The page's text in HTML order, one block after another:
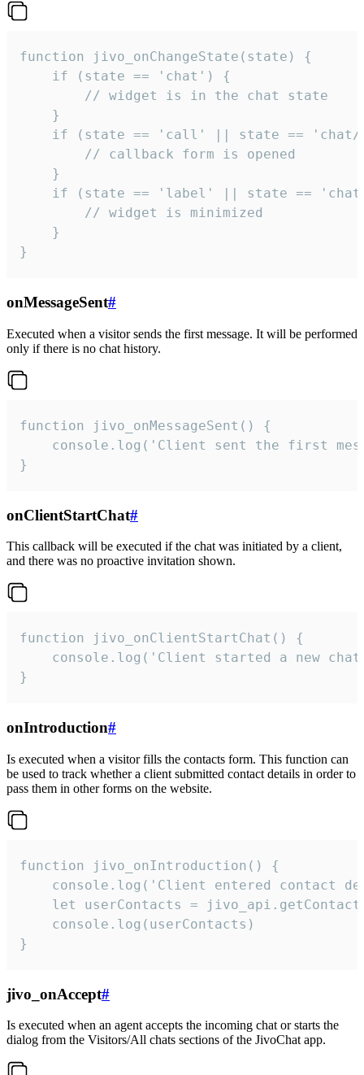
function jivo_onChangeState(state) {
    if (state == 'chat') {
        // widget is in the chat state
    }
if (state == 'call' || state ==
        // callback form is opened
    }
if (state == 'label' || state ==
        // widget is minimized
    }
}
onMessageSent#
Executed when a visitor sends the first message. It will be performed
only if there is no chat history.
function jivo_onMessageSent() {
console.log('Client sent the first
}
onClientStartChat#
This callback will be executed if the chat was initiated by a client,
and there was no proactive invitation shown.
function jivo_onClientStartChat() {
console.log('Client started a new
}
onIntroduction#
Is executed when a visitor fills the contacts form. This function can
be used to track whether a client submitted contact details in order to
pass them in other forms on the website.
function jivo_onIntroduction() {
console.log('Client entered contact
let userContacts =
    console.log(userContacts)
}
jivo_onAccept#
Is executed when an agent accepts the incoming chat or starts the
dialog from the Visitors/All chats sections of the JivoChat app.